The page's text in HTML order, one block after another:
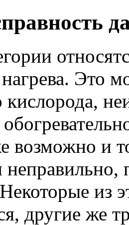
Это
кислорода,
возможно и
из
другие же